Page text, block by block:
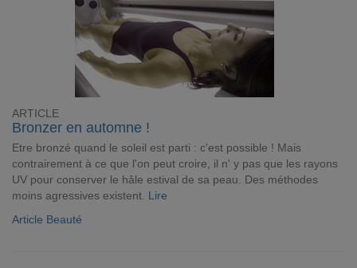
ARTICLE
Bronzer en automne !
Etre bronzé quand le soleil est parti : c'est possible ! Mais
contrairement à ce que l'on peut croire, il n' y pas que les rayons
UV pour conserver le hâle estival de sa peau. Des méthodes
moins agressives existent. Lire
Article Beauté